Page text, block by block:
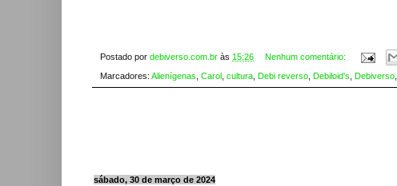
Postado por debiverso.com.br às 15:26 Nenhum comentário:
Marcadores: Alienígenas, Carol , cultura, Debi reverso, Debiloid's, Debiverso,
sábado, 30 de março de 2024